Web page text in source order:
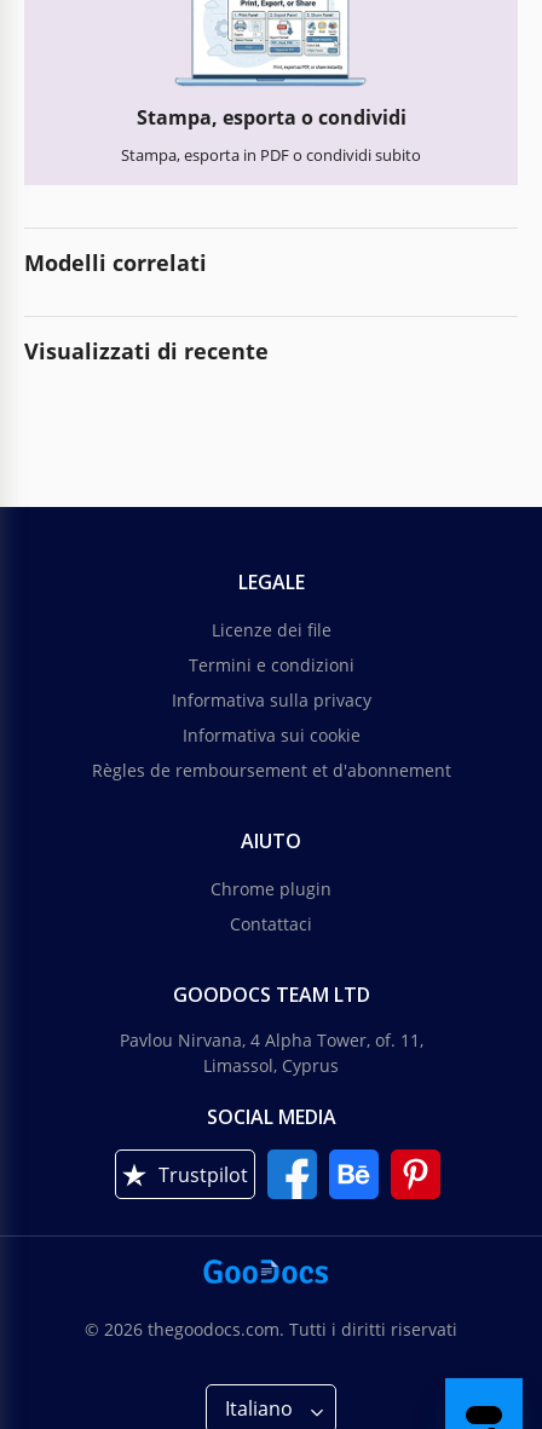
Stampa, esporta o condividi
Stampa, esporta in PDF o condividi subito
Modelli correlati
Visualizzati di recente
LEGALE
Licenze dei file
Termini e condizioni
Informativa sulla privacy
Informativa sui cookie
Règles de remboursement et d'abonnement
AIUTO
Chrome plugin
Contattaci
GOODOCS TEAM LTD
Pavlou Nirvana, 4 Alpha Tower, of. 11,
Limassol, Cyprus
SOCIAL MEDIA
Trustpilot
© 2026 thegoodocs.com. Tutti i diritti riservati
Italiano